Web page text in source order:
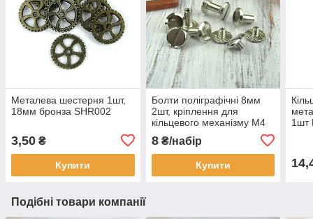
Металева шестерня 1шт,
18мм бронза SHR002
3,50 ₴
Купити
Болти поліграфічні 8мм
2шт, кріплення для
кільцевого механізму М4
8₴/набір
Купити
1шт
Подібні товари компанії